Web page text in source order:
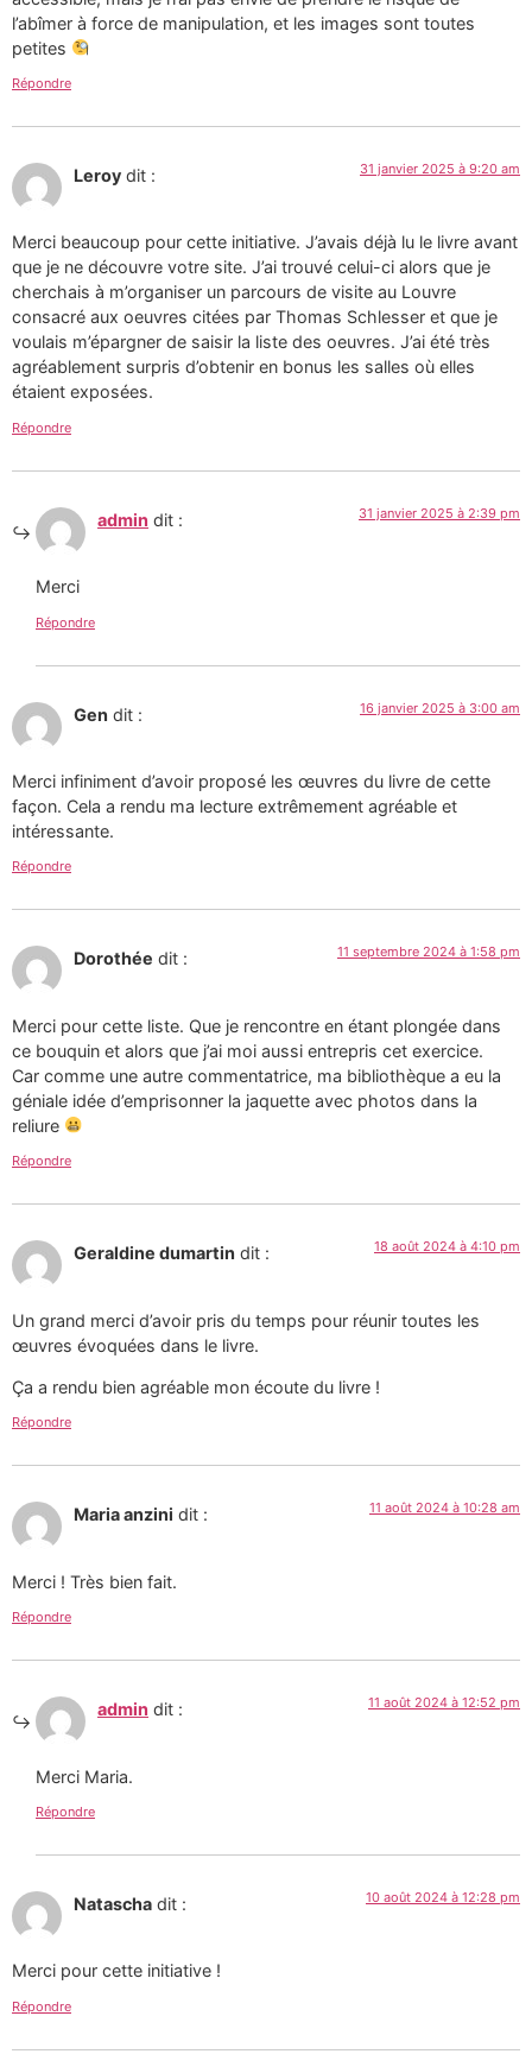
l’abîmer à force de manipulation, et les images sont toutes
petites
Répondre
Leroy dit : 31 janvier 2025 à 9:20 am
Merci beaucoup pour cette initiative. J’avais déjà lu le livre avant
que je ne découvre votre site. J’ai trouvé celui-ci alors que je
cherchais à m’organiser un parcours de visite au Louvre
consacré aux oeuvres citées par Thomas Schlesser et que je
voulais m’épargner de saisir la liste des oeuvres. J’ai été très
agréablement surpris d’obtenir en bonus les salles où elles
étaient exposées.
Répondre
admin dit : 31 janvier 2025 à 2:39 pm
Merci
Répondre
Gen dit : 16 janvier 2025 à 3:00 am
Merci infiniment d’avoir proposé les œuvres du livre de cette
façon. Cela a rendu ma lecture extrêmement agréable et
intéressante.
Répondre
Dorothée dit : 11 septembre 2024 à 1:58 pm
Merci pour cette liste. Que je rencontre en étant plongée dans
ce bouquin et alors que j’ai moi aussi entrepris cet exercice.
Car comme une autre commentatrice, ma bibliothèque a eu la
géniale idée d’emprisonner la jaquette avec photos dans la
reliure
Répondre
Geraldine dumartin dit : 18 août 2024 à 4:10 pm
Un grand merci d’avoir pris du temps pour réunir toutes les
œuvres évoquées dans le livre.
Ça a rendu bien agréable mon écoute du livre !
Répondre
Maria anzini dit : 11 août 2024 à 10:28 am
Merci ! Très bien fait.
Répondre
admin dit : 11 août 2024 à 12:52 pm
Merci Maria.
Répondre
Natascha dit : 10 août 2024 à 12:28 pm
Merci pour cette initiative !
Répondre